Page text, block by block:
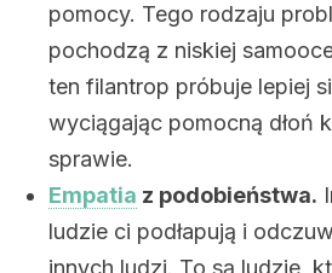
pomocy. Tego rodzaju
pochodzą z niskiej
ten filantrop próbuje lepiej
wyciągając pomocną dłoń
sprawie.
Empatia z podobieństwa.
ludzie ci podłapują i
innych ludzi. To są ludzie,